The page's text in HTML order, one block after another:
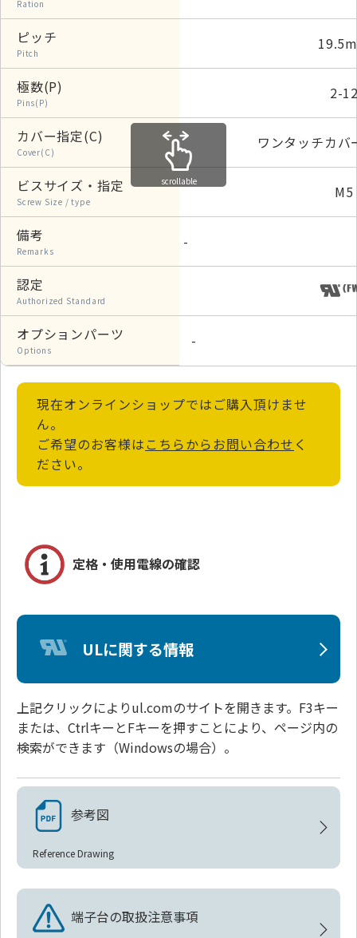
Ration
ピッチ
Pitch
極数(P)
Pins(P)
2-
カバー指定(C)
Cover(C)
ワンタッチカバ
ビスサイズ・指定
Screw Size / type
M5
備考
Remarks
-
認定
Authorized Standard
オプションパーツ
Options
-
scrollable
現在オンラインショップではご購入頂けませ
ん。
ご希望のお客様は こちらからお問い合わせ く
ださい。
定格・使用電線の確認
ULに関する情報
上記クリックによりul.comのサイトを開きます。F3キー
または、CtrlキーとFキーを押すことにより、ページ内の
検索ができます（Windowsの場合）。
参考図
Reference Drawing
端子台の取扱注意事項